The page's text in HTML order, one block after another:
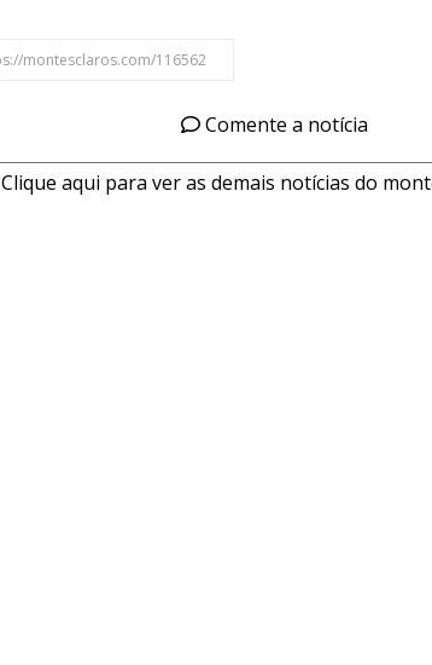
Comente a notícia
Clique aqui para ver as demais notícias do